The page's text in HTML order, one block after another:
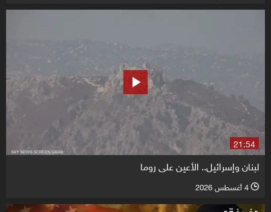
21:54
لبنان وإسرائيل.. الأعين على روما
l 4 أغسطس 2026